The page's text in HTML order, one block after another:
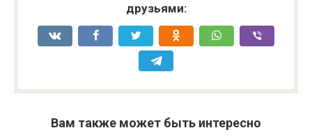
друзьями:
Вам также может быть интересно